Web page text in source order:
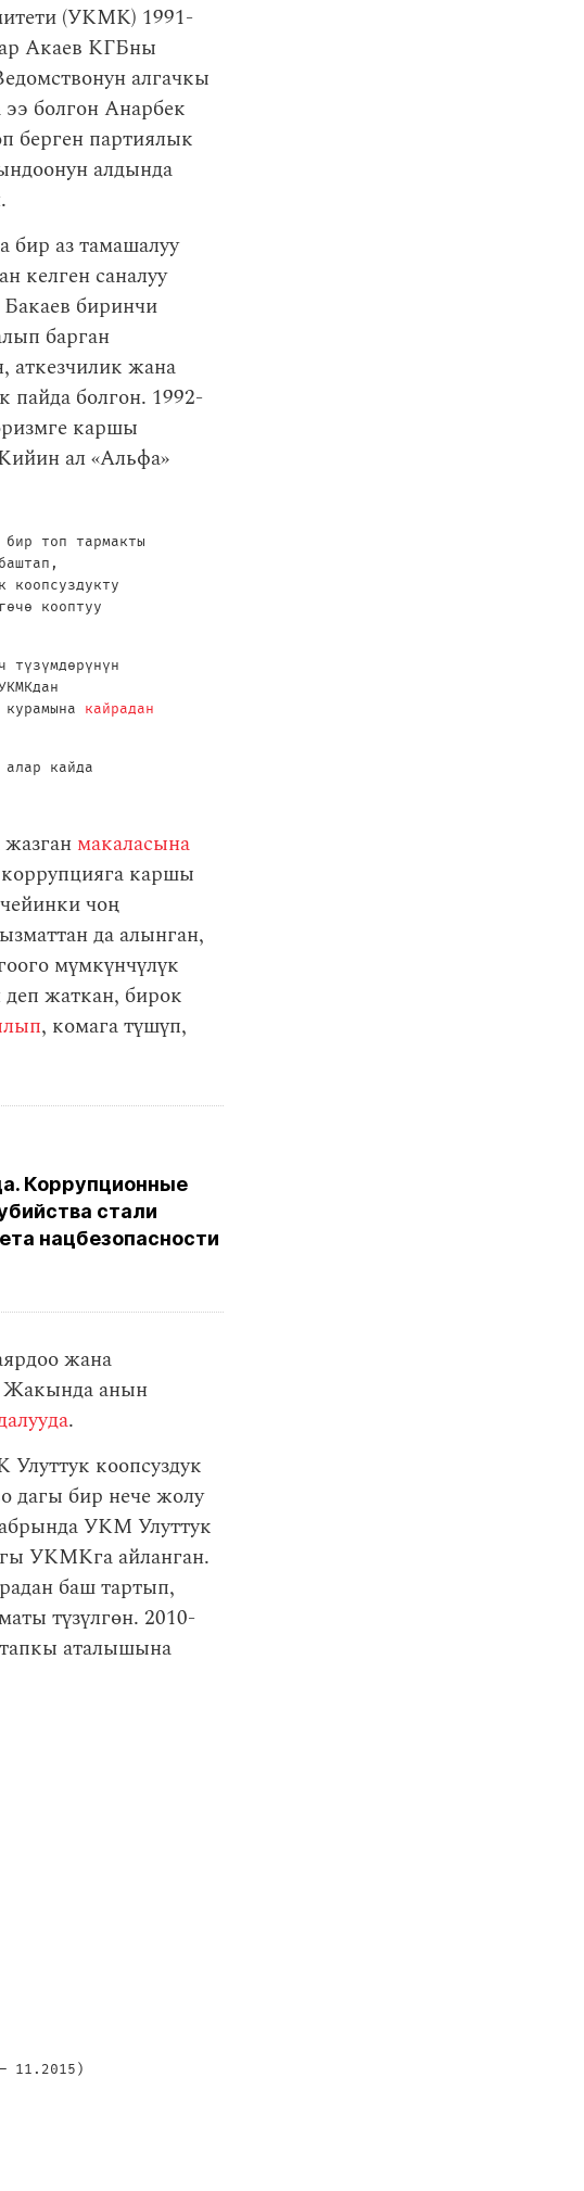
(УКМК) 1991-
Акаев КГБны
алгачкы
болгон Анарбек
берген партиялык
алдында
аз тамашалуу
келген саналуу
биринчи
барган
жана
болгон. 1992-
каршы
ал «Альфа»
топ тармакты
коопсуздукту
кооптуу
кайрадан
кайда
макаласына
коррупцияга каршы
чоң
да алынган,
мүмкүнчүлүк
жаткан, бирок
, комага түшүп,
Коррупционные
стали
нацбезопасности
жана
Жакында анын
.
коопсуздук
дагы бир нече жолу
УКМ Улуттук
УКМКга айланган.
баш тартып,
түзүлгөн. 2010-
аталышына
11.2015)